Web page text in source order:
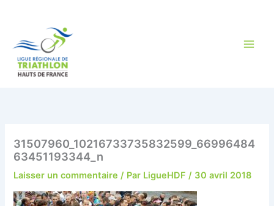
31507960_10216733735832599_66996484
63451193344_n
Laisser un commentaire / Par LigueHDF/ 30 avril 2018